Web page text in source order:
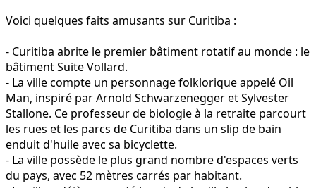
Voici quelques faits amusants sur Curitiba :
- Curitiba abrite le premier bâtiment rotatif au monde : le
bâtiment Suite Vollard.
- La ville compte un personnage folklorique appelé Oil
Man, inspiré par Arnold Schwarzenegger et Sylvester
Stallone. Ce professeur de biologie à la retraite parcourt
les rues et les parcs de Curitiba dans un slip de bain
enduit d'huile avec sa bicyclette.
- La ville possède le plus grand nombre d'espaces verts
du pays, avec 52 mètres carrés par habitant.